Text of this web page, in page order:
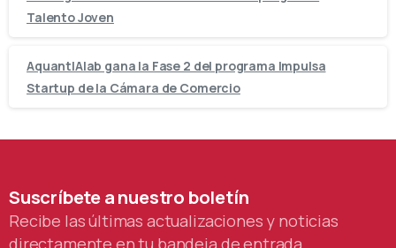
Talento Joven
AquantIAlab gana la Fase 2 del programa Impulsa
Startup de la Cámara de Comercio
Suscríbeteanuestro boletín
Recibe las últimas actualizaciones y noticias
directamente en tu bandeja de entrada.